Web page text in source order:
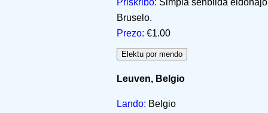
Bruselo.
Prezo: €1.00
Leuven, Belgio
Lando: Belgio